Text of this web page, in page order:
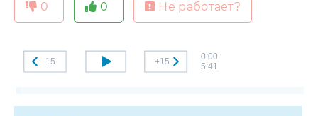
0 0 Не работает?
-15 +15
0:00
5:41